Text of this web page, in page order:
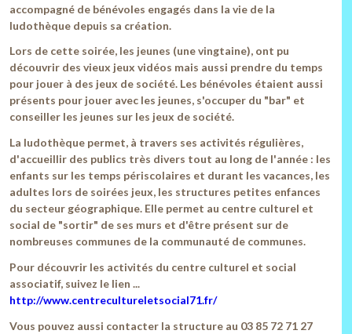
accompagné de bénévoles engagés dans la vie de la
ludothèque depuis sa création.
Lors de cette soirée, les jeunes (une vingtaine), ont pu
découvrir des vieux jeux vidéos mais aussi prendre du temps
pour jouer à des jeux de société. Les bénévoles étaient aussi
présents pour jouer avec les jeunes, s'occuper du "bar" et
conseiller les jeunes sur les jeux de société.
La ludothèque permet, à travers ses activités régulières,
d'accueillir des publics très divers tout au long de l'année : les
enfants sur les temps périscolaires et durant les vacances, les
adultes lors de soirées jeux, les structures petites enfances
du secteur géographique. Elle permet au centre culturel et
social de "sortir" de ses murs et d'être présent sur de
nombreuses communes de la communauté de communes.
Pour découvrir les activités du centre culturel et social
associatif, suivez le lien ...
http://www.centrecultureletsocial71.fr/
Vous pouvez aussi contacter la structure au 03 85 72 71 27